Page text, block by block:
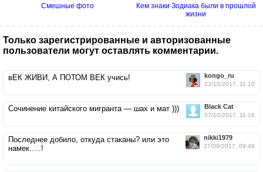
Смешные фото
Кем знаки Зодиака были в прошлой
жизни
Только зарегистрированные и авторизованные
пользователи могут оставлять комментарии.
kongo_ru
23/10/2017, 11:10
вЕК ЖИВИ, А ПОТОМ ВЕК учись!
Black Cat
07/10/2017, 11:16
Сочинение китайского мигранта — шах и мат )))
nikki1979
27/09/2017, 09:48
Последнее добило, откуда стаканы? или это
намек.....!